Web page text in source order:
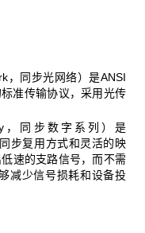
，同步光网络）是ANSI
准传输协议，采用光传
，同步数字系列）是
步复用方式和灵活的映
速的支路信号，而不需
减少信号损耗和设备投